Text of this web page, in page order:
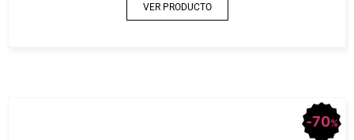
VER PRODUCTO
70%